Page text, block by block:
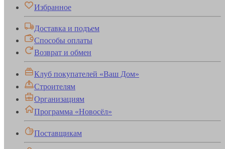
Избранное
Доставка и подъем
Способы оплаты
Возврат и обмен
Клуб покупателей «Ваш Дом»
Строителям
Организациям
Программа «Новосёл»
Поставщикам